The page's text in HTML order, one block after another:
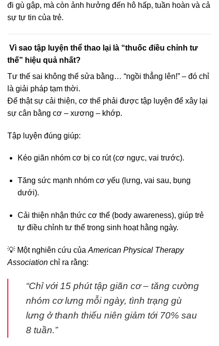
đi gù gập, mà còn ảnh hưởng đến hô hấp, tuần hoàn và cả
sự tự tin của trẻ.
Vì sao tập luyện thể thao lại là “thuốc điều chỉnh tư
thế” hiệu quả nhất?
Tư thế sai không thể sửa bằng… “ngồi thẳng lên!” – đó chỉ
là giải pháp tạm thời.
Để thật sự cải thiện, cơ thể phải được tập luyện để xây lại
sự cân bằng cơ – xương – khớp.
Tập luyện đúng giúp:
Kéo giãn nhóm cơ bị co rút (cơ ngực, vai trước).
Tăng sức mạnh nhóm cơ yếu (lưng, vai sau, bụng
dưới).
Cải thiện nhận thức cơ thể (body awareness), giúp trẻ
tự điều chỉnh tư thế trong sinh hoạt hằng ngày.
💡 Một nghiên cứu của American Physical Therapy
Association chỉ ra rằng:
“Chỉ với 15 phút tập giãn cơ – tăng cường
nhóm cơ lưng mỗi ngày, tình trạng gù
lưng ở thanh thiếu niên giảm tới 70% sau
8 tuần.”